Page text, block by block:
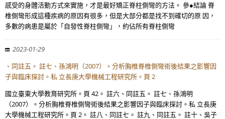
感受的身體活動方式來實施，才是最好矯正脊柱側彎的方法。 參●結論 脊
椎側彎形成這種疾病的原因有很多，但是大部分都是找不到確切的原 因，
多數的病患是屬於「自發性脊柱側彎」，約佔所有脊柱側彎
2023-01-29
、同註五。 註七、孫鴻明（2007）。分析胸椎脊椎側彎術後結果之影響因
子與臨床探討。私 立長庚大學機械工程研究所。頁 2
國立臺東大學教育研究所。頁 42。 註六、同註五。 註七、孫鴻明
（2007）。分析胸椎脊椎側彎術後結果之影響因子與臨床探討。私 立長庚
大學機械工程研究所。頁 2。 註八、同註七。 註九、同註五。 註十、吳子